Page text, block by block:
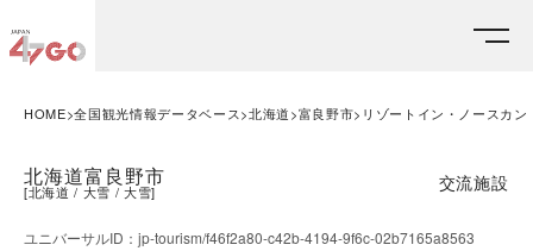
HOME 全国観光情報データベース 北海道 富良野市 リゾートイン・ノースカン
北海道富良野市
[北海道 大雪 大雪] 交流施設
ユニバーサルID ： jp-tourism/f46f2a80-c42b-4194-9f6c-02b7165a8563